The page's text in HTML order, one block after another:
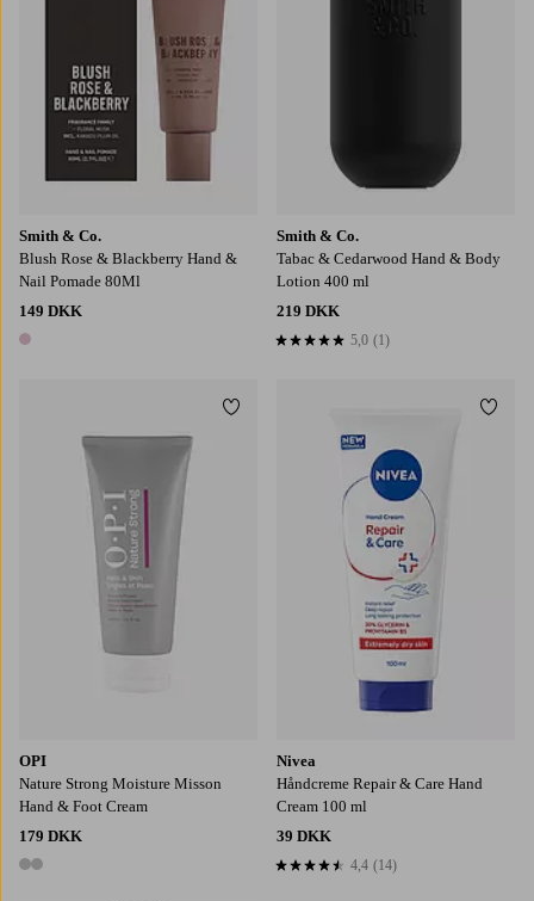
Smith & Co.
Blush Rose & Blackberry Hand &
Nail Pomade 80Ml
149 DKK
1 farve
Smith & Co.
Tabac & Cedarwood Hand & Body
Lotion 400 ml
219 DKK
5,0 baseret på 1 bedømmelser
5,0 (1)
OPI
Nature Strong Moisture Misson
Hand & Foot Cream
179 DKK
2 farver
Tilføj til favoritter
Nivea
Håndcreme Repair & Care Hand
Cream 100 ml
39 DKK
4,4 baseret på 14 bedømmelser
4,4 (14)